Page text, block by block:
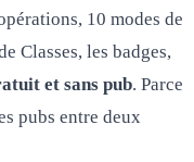
10 modes de
Classes, les badges,
et sans pub. Parce
pubs entre deux